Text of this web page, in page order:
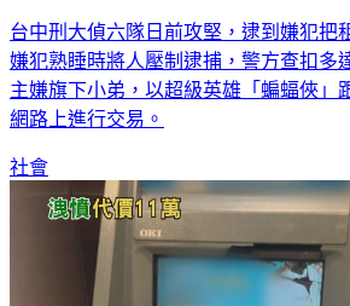
台中刑大偵六隊日前攻堅，逮到嫌犯把
嫌犯熟睡時將人壓制逮捕，警方查扣多
主嫌旗下小弟，以超級英雄「蝙蝠俠」
網路上進行交易。
社會